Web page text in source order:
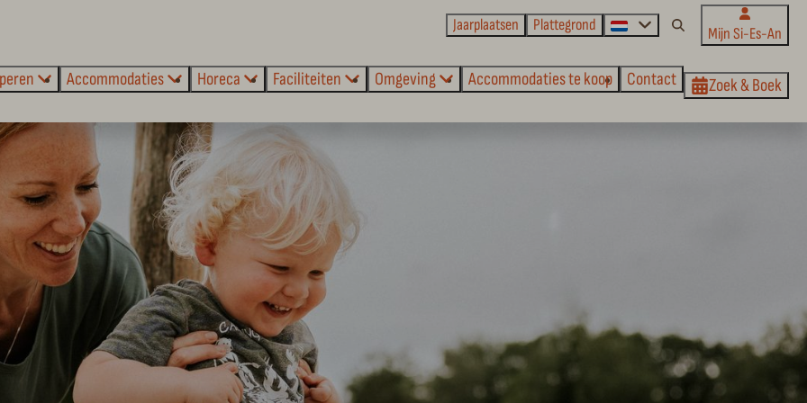
Jaarplaatsen Plattegrond Mijn Si-Es-An
Accommodaties Horeca Faciliteiten Omgeving Accommodaties te koop Contact Zoek & Boek